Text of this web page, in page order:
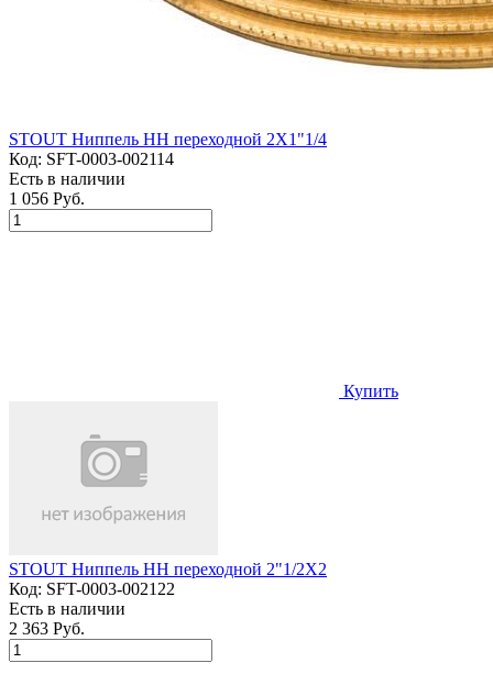
STOUT Ниппель НН переходной 2X1"1/4
Код: SFT-0003-002114
Есть в наличии
1 056 Руб.
Купить
STOUT Ниппель НН переходной 2"1/2X2
Код: SFT-0003-002122
Есть в наличии
2 363 Руб.